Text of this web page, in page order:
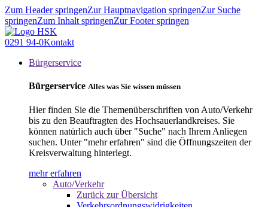
Zum Header springenZur Hauptnavigation springenZur Suche
springenZum Inhalt springenZur Footer springen
0291 94-0Kontakt
Bürgerservice
Bürgerservice Alles was Sie wissen müssen
Hier finden Sie die Themenüberschriften von Auto/Verkehr
bis zu den Beauftragten des Hochsauerlandkreises. Sie
können natürlich auch über "Suche" nach Ihrem Anliegen
suchen. Unter "mehr erfahren" sind die Öffnungszeiten der
Kreisverwaltung hinterlegt.
mehr erfahren
Auto/Verkehr
Zurück zur Übersicht